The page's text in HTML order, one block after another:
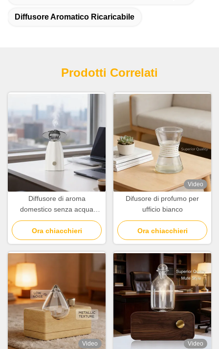
Diffusore Aromatico Ricaricabile
Prodotti Correlati
Diffusore di aroma
domestico senza acqua
Diffusore di aroma
minimalista moderno
Ora chiacchieri
Video
Difusore di profumo per
ufficio bianco
Ora chiacchieri
Video Video